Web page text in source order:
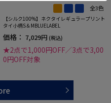
全3色
【シルク100%】ネクタイレギュラープリント
タイ小柄S＆MBLUELABEL
価格： 7,029円 (税込)
★2点で1,000円OFF／3点で3,00
0円OFF対象